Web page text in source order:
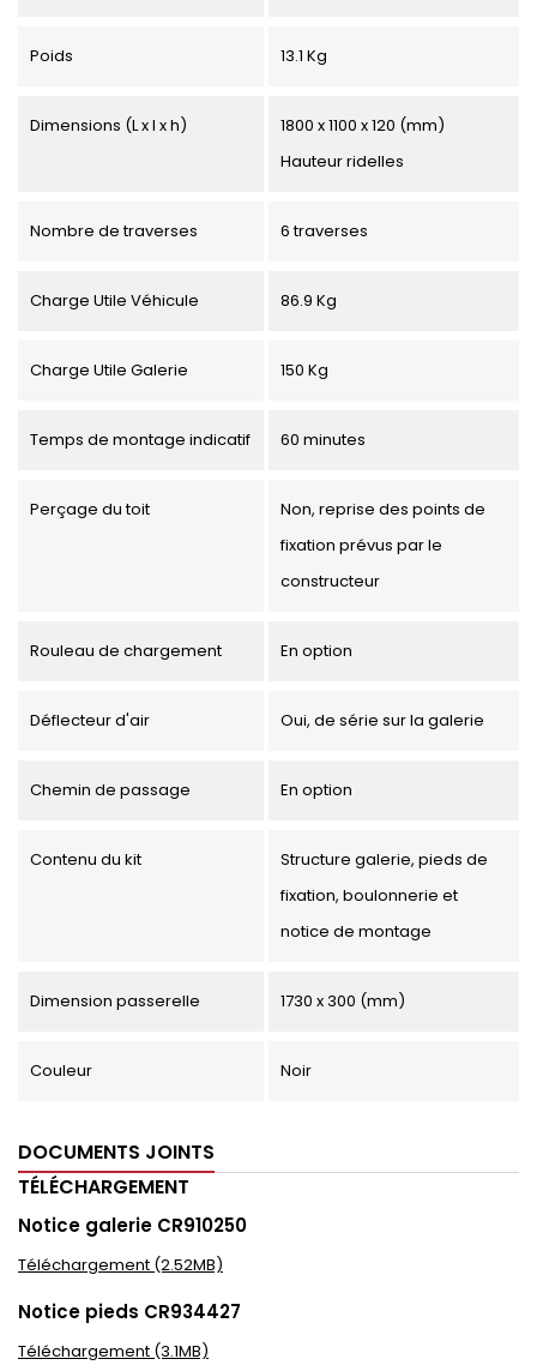
Poids 13.1 Kg
Dimensions (L x l x h)
1800 x 1100 x 120 (mm)
Hauteur ridelles
Nombre de traverses 6 traverses
Charge Utile Véhicule 86.9 Kg
Charge Utile Galerie 150 Kg
Temps de montage indicatif 60 minutes
Perçage du toit
Non, reprise des points de
fixation prévus par le
constructeur
Rouleau de chargement En option
Déflecteur d'air Oui, de série sur la galerie
Chemin de passage En option
Contenu du kit
Structure galerie, pieds de
fixation, boulonnerie et
notice de montage
Dimension passerelle 1730 x 300 (mm)
Couleur Noir
DOCUMENTS JOINTS
TÉLÉCHARGEMENT
Notice galerie CR910250
Téléchargement (2.52MB)
Notice pieds CR934427
Téléchargement (3.1MB)